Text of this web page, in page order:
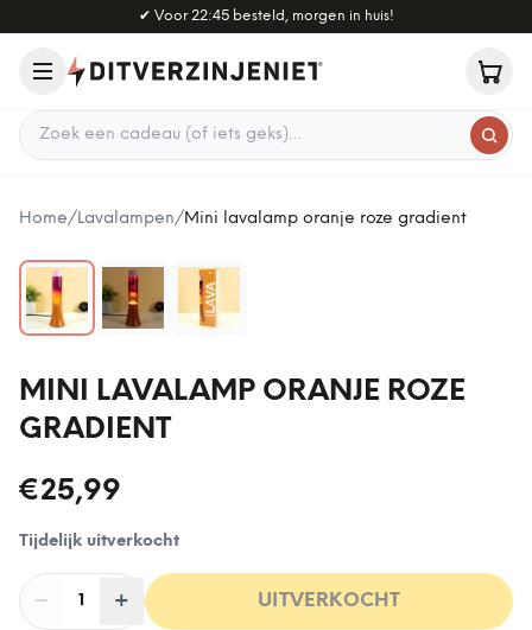
Naar hoofdinhoud
✔ Voor 22:45 besteld, morgen in huis!
Zoek een cadeau
Home/Lavalampen/Mini lavalamp oranje roze gradient
MINI LAVALAMP ORANJE ROZE
GRADIENT
€25,99
Tijdelijk uitverkocht
− Aantal
1 + UITVERKOCHT